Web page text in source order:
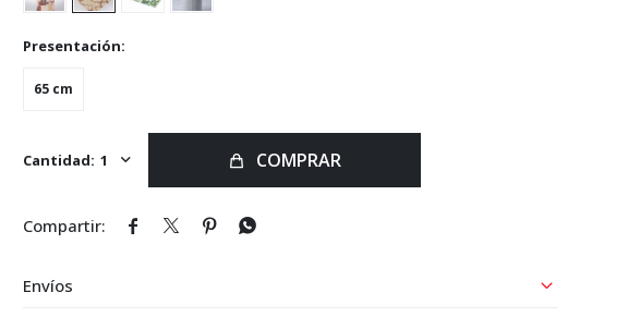
Presentación:
65 cm
1 COMPRAR
   
Envíos